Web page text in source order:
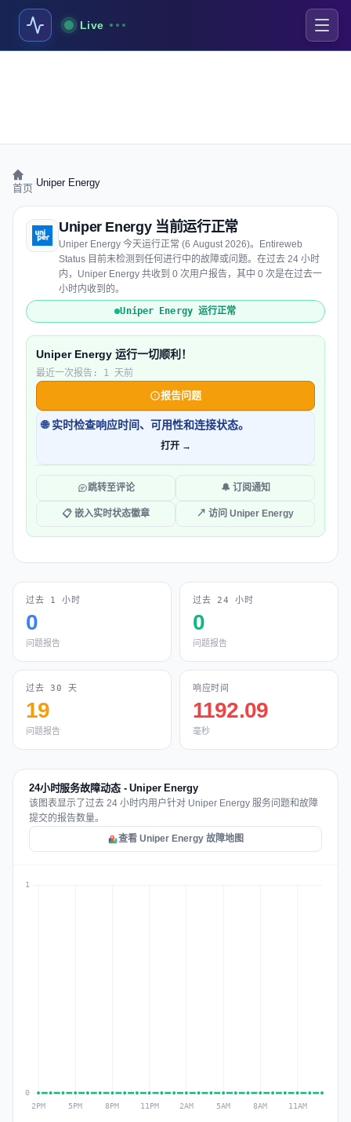
Live
首页 Uniper Energy
Uniper Energy 当前运行正常
Uniper Energy 今天运行正常 (6 August 2026)。Entireweb
Status 目前未检测到任何进行中的故障或问题。在过去 24 小时
内，Uniper Energy 共收到 0 次用户报告，其中 0 次是在过去一
小时内收到的。
Uniper Energy 运行正常
Uniper Energy 运行一切顺利！
最近一次报告: 1 天前
报告问题
🌐 实时检查响应时间、可用性和连接状态。
打开 →
跳转至评论 🔔 订阅通知
📋 嵌入实时状态徽章 ↗ 访问 Uniper Energy
过去 1 小时
0
问题报告
过去 24 小时
0
问题报告
过去 30 天
19
问题报告
响应时间
1192.09
毫秒
24小时服务故障动态 - Uniper Energy
该图表显示了过去 24 小时内用户针对 Uniper Energy 服务问题和故障
提交的报告数量。
查看 Uniper Energy 故障地图